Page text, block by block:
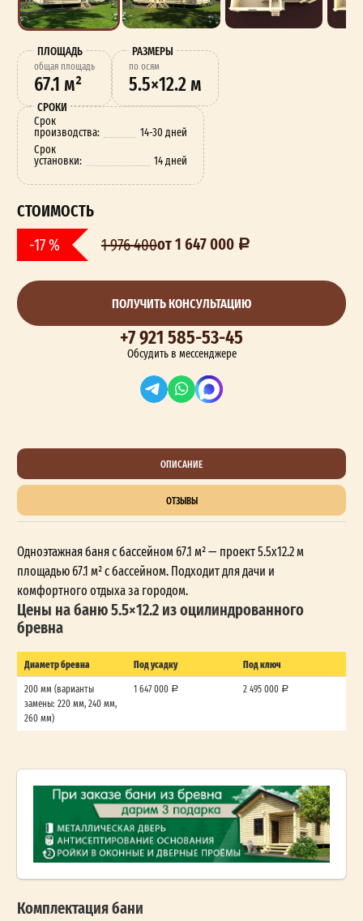
ПЛОЩАДЬ
oбщая площадь
67.1 м²
РАЗМЕРЫ
по осям
5.5×12.2 м
СРОКИ
Срок
производства:
14-30 дней
Срок
установки: 14 дней
СТОИМОСТЬ
-17 % 1 976 400от 1 647 000
ПОЛУЧИТЬ КОНСУЛЬТАЦИЮ
+7 921 585-53-45
Обсудить в мессенджере
ОПИСАНИЕ
ОТЗЫВЫ
Одноэтажная баня с бассейном 67.1 м² — проект 5.5x12.2 м
площадью 67.1 м² с бассейном. Подходит для дачи и
комфортного отдыха за городом.
Цены на баню 5.5×12.2 из оцилиндрованного
бревна
Диаметр бревна Под усадку Под ключ
200 мм (варианты
замены: 220 мм, 240 мм,
260 мм)
1 647 000 2 495 000
Комплектация бани